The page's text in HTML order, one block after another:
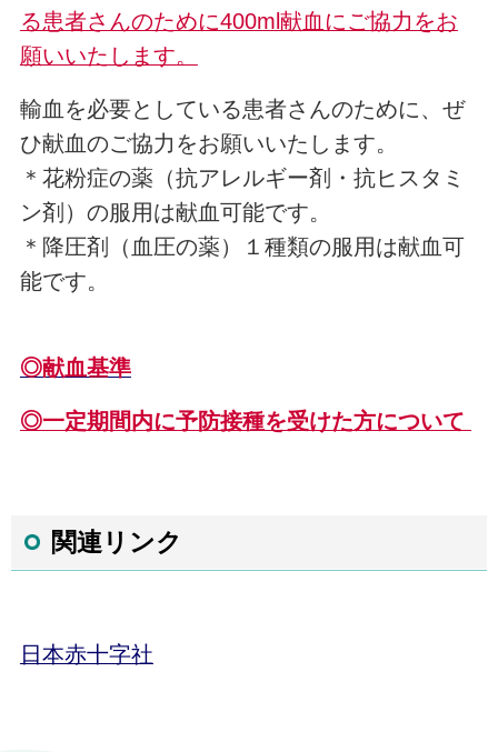
る患者さんのために400ml献血にご協力をお
願いいたします。
輸血を必要としている患者さんのために、ぜ
ひ献血のご協力をお願いいたします。
＊花粉症の薬（抗アレルギー剤・抗ヒスタミ
ン剤）の服用は献血可能です。
＊降圧剤（血圧の薬）１種類の服用は献血可
能です。
◎献血基準
◎一定期間内に予防接種を受けた方について
関連リンク
日本赤十字社